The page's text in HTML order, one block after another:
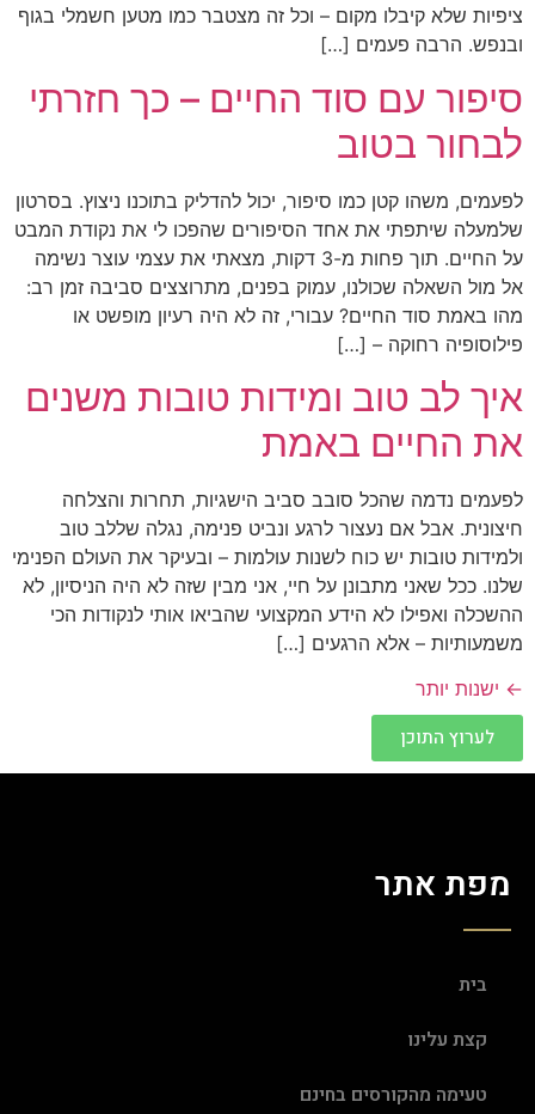
ציפיות שלא קיבלו מקום – וכל זה מצטבר כמו מטען חשמלי בגוף
ובנפש. הרבה פעמים […]
סיפור עם סוד החיים – כך חזרתי
לבחור בטוב
לפעמים, משהו קטן כמו סיפור, יכול להדליק בתוכנו ניצוץ. בסרטון
שלמעלה שיתפתי את אחד הסיפורים שהפכו לי את נקודת המבט
על החיים. תוך פחות מ-3 דקות, מצאתי את עצמי עוצר נשימה
אל מול השאלה שכולנו, עמוק בפנים, מתרוצצים סביבה זמן רב:
מהו באמת סוד החיים? עבורי, זה לא היה רעיון מופשט או
פילוסופיה רחוקה – […]
איך לב טוב ומידות טובות משנים
את החיים באמת
לפעמים נדמה שהכל סובב סביב הישגיות, תחרות והצלחה
חיצונית. אבל אם נעצור לרגע ונביט פנימה, נגלה שללב טוב
ולמידות טובות יש כוח לשנות עולמות – ובעיקר את העולם הפנימי
שלנו. ככל שאני מתבונן על חיי, אני מבין שזה לא היה הניסיון, לא
ההשכלה ואפילו לא הידע המקצועי שהביאו אותי לנקודות הכי
משמעותיות – אלא הרגעים […]
← ישנות יותר
לערוץ התוכן
מפת אתר
בית
קצת עלינו
טעימה מהקורסים בחינם